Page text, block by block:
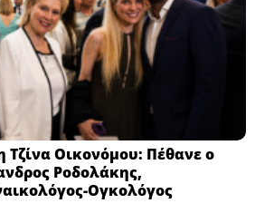
Τζίνα Οικονόμου: Πέθανε ο
Ροδολάκης,
Ογκολόγος